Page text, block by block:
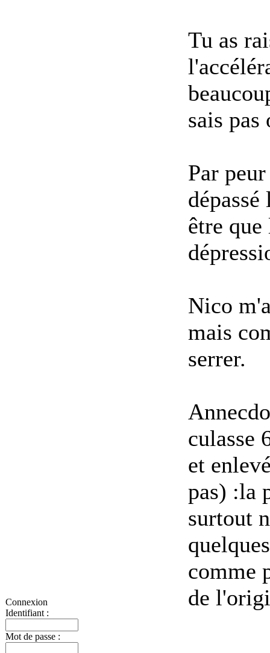
Connexion
Identifiant :
Mot de passe :
Tu as
sais pas
Par
être
Nico
mais
serrer.
culasse
et
pas) :la
surtout
comme
de